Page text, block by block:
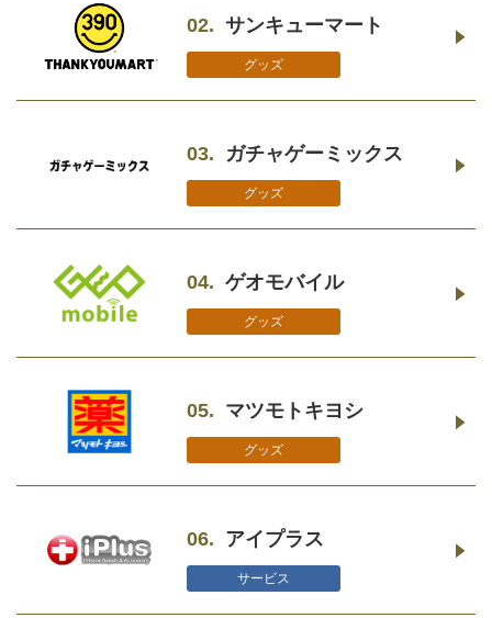
02. サンキューマート
グッズ
03. ガチャゲーミックス
グッズ
04. ゲオモバイル
グッズ
05. マツモトキヨシ
グッズ
06. アイプラス
サービス